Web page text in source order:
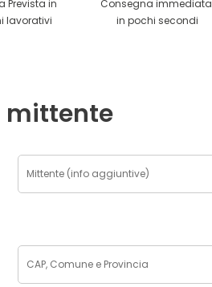
Prevista in
lavorativi
Consegna immediata
in pochi secondi
mittente